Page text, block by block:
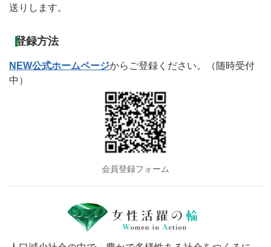
送りします。
登録方法
NEW公式ホームページからご登録ください。（随時受付
中）
会員登録フォーム